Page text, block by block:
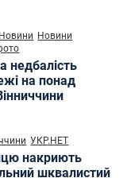
Новини Новини
недбалість
на понад
УКР.НЕТ
накриють
шквалистий